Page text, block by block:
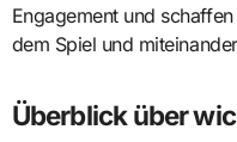
Engagement und
dem Spiel und
Überblick über